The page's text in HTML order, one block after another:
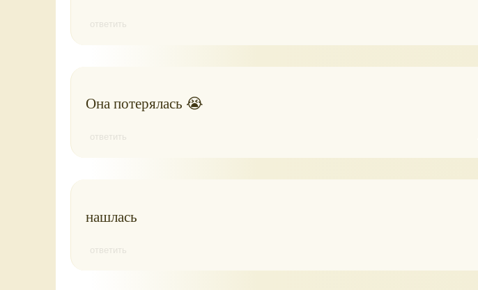
ответить
Она потерялась 😭
ответить
нашлась
ответить